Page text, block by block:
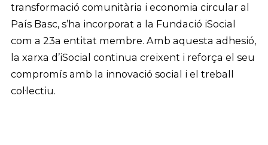
transformació comunitària i economia circular al
País Basc, s’ha incorporat a la Fundació iSocial
com a 23a entitat membre. Amb aquesta adhesió,
la xarxa d’iSocial continua creixent i reforça el seu
compromís amb la innovació social i el treball
col·lectiu.